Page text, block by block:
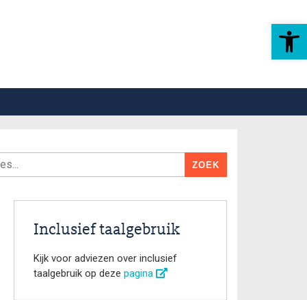
Toolbar openen
Inclusief taalgebruik
Kijk voor adviezen over inclusief
taalgebruik op deze pagina